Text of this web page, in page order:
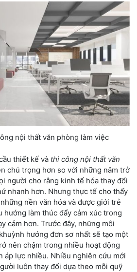
nội thất văn phòng làm việc
thiết kế và thi công nội thất văn
chú trọng hơn so với những năm trở
người cho rằng kinh tế hóa thay đổi
nhanh hơn. Nhưng thực tế cho thấy
nền văn hóa và được giới trẻ
hướng làm thúc đẩy cảm xúc trong
cảm hơn. Trước đây, những môi
hướng đơn sơ nhất sẽ tạo một
nên chậm trong nhiều hoạt động
áp lực nhiều. Nhiều nghiên cứu mới
luôn thay đổi dựa theo mỗi quỹ